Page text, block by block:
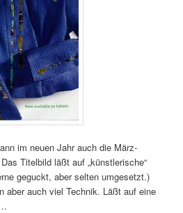
im neuen Jahr auch die März-
Titelbild läßt auf „künstlerische“
geguckt, aber selten umgesetzt.)
aber auch viel Technik. Läßt auf eine